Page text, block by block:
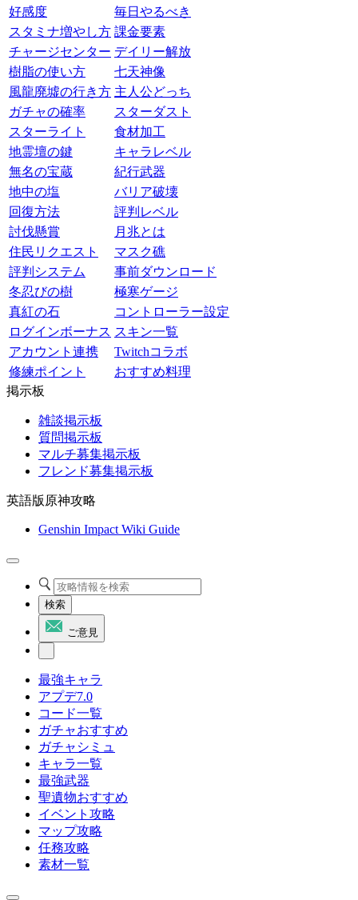
好感度
毎日やるべき
スタミナ増やし方 課金要素
チャージセンター デイリー解放
樹脂の使い方
七天神像
風龍廃墟の行き方 主人公どっち
ガチャの確率
スターダスト
スターライト
食材加工
地霊壇の鍵
キャラレベル
無名の宝蔵
紀行武器
地中の塩
バリア破壊
回復方法
評判レベル
討伐懸賞
月兆とは
住民リクエスト
マスク礁
評判システム
事前ダウンロード
冬忍びの樹
極寒ゲージ
真紅の石
コントローラー設定
ログインボーナス スキン一覧
アカウント連携
Twitchコラボ
修練ポイント
おすすめ料理
掲示板
雑談掲示板
質問掲示板
マルチ募集掲示板
フレンド募集掲示板
英語版原神攻略
Genshin Impact Wiki Guide
検索
ご意見
最強キャラ
アプデ7.0
コード一覧
ガチャおすすめ
ガチャシミュ
キャラ一覧
最強武器
聖遺物おすすめ
イベント攻略
マップ攻略
任務攻略
素材一覧